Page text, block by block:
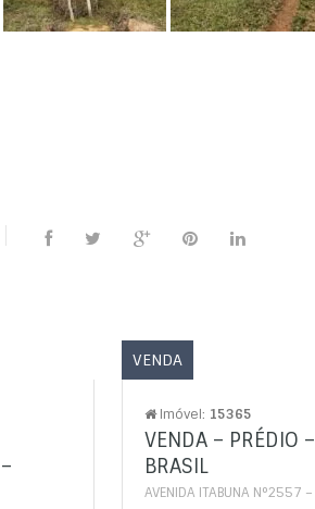
VENDA
Imóvel: 15365
VENDA – PRÉDIO –
BRASIL
AVENIDA ITABUNA N°2557 –